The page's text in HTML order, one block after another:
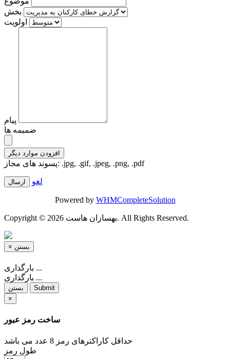
بخش
اولویت
پیام
ضمیمه ها
افزودن موارد دیگر
پسوند های مجاز: .jpg, .gif, .jpeg, .png, .pdf
لغو
Powered by WHMCompleteSolution
Copyright © 2026 بهسازان هاست. All Rights Reserved.
× بستن
بارگذاری ...
بارگذاری ...
بستن
Submit
×
ساخت رمز عبور
حداقل کاراکترهای رمز 8 عدد می باشد
طول رمز